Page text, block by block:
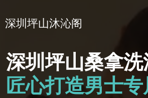
深圳坪山沐沁阁
深圳坪山桑拿洗
匠心打造男士